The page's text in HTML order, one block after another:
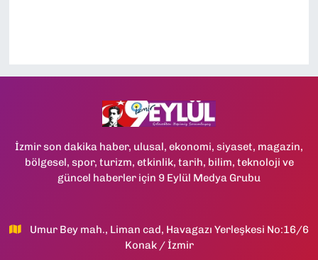
İzmir son dakika haber, ulusal, ekonomi, siyaset, magazin,
bölgesel, spor, turizm, etkinlik, tarih, bilim, teknoloji ve
güncel haberler için 9 Eylül Medya Grubu
Umur Bey mah., Liman cad, Havagazı Yerleşkesi No:16/6
Konak / İzmir